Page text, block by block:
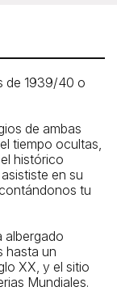
Dinkin’s
Association
picnic tables
the Mets-Willets
Museum,
is less
de 1939/40 o
de ambas
tiempo ocultas,
histórico
en su
tu
albergado
hasta un
XX, y el sitio
Mundiales.